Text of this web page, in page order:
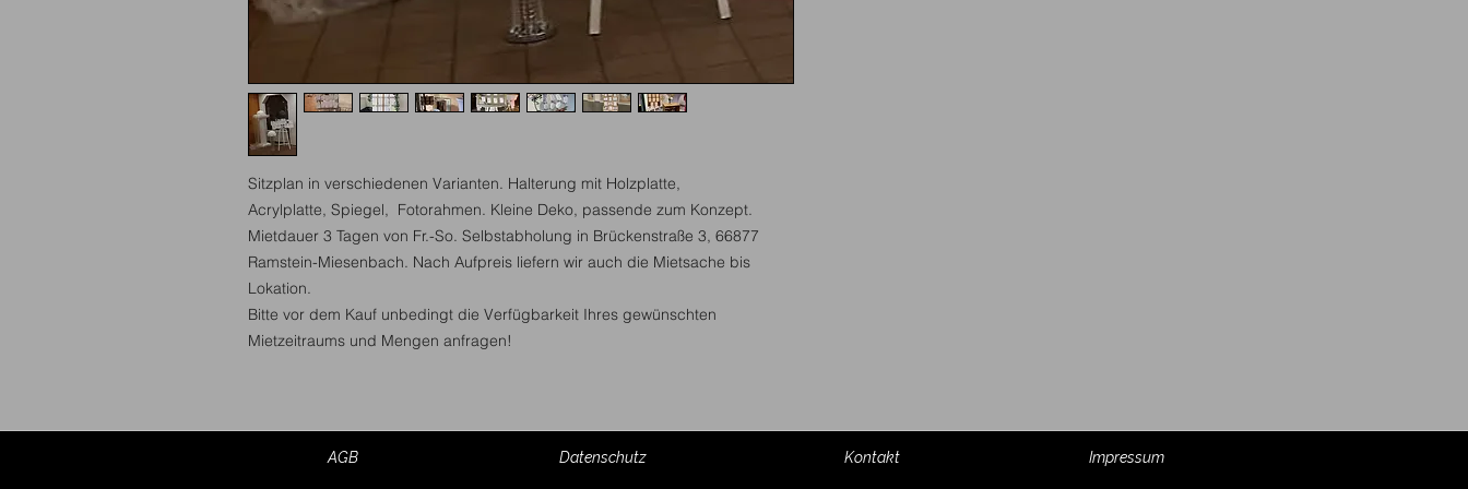
Sitzplan in verschiedenen Varianten. Halterung mit Holzplatte,
Acrylplatte, Spiegel, Fotorahmen. Kleine Deko, passende zum Konzept.
Mietdauer 3 Tagen von Fr.-So. Selbstabholung in Brückenstraße 3, 66877
Ramstein-Miesenbach. Nach Aufpreis liefern wir auch die Mietsache bis
Lokation.
Bitte vor dem Kauf unbedingt die Verfügbarkeit Ihres gewünschten
Mietzeitraums und Mengen anfragen!
AGB Datenschutz Kontakt Impressum